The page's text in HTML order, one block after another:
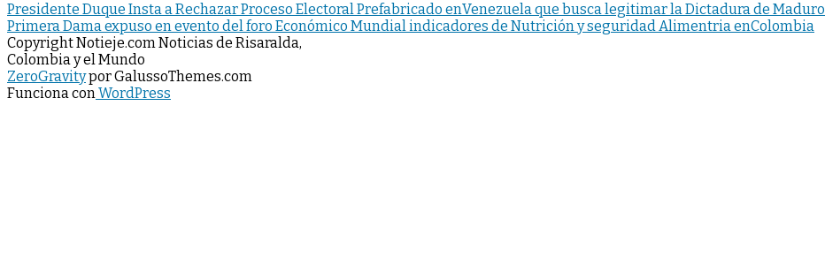
Presidente Duque Insta a Rechazar Proceso Electoral Prefabricado enVenezuela que busca legitimar la Dictadura de Maduro
Primera Dama expuso en evento del foro Económico Mundial indicadores de Nutrición y seguridad Alimentria enColombia
Copyright Notieje.com Noticias de Risaralda,
Colombia y el Mundo
ZeroGravitypor GalussoThemes.com
Funciona conWordPress